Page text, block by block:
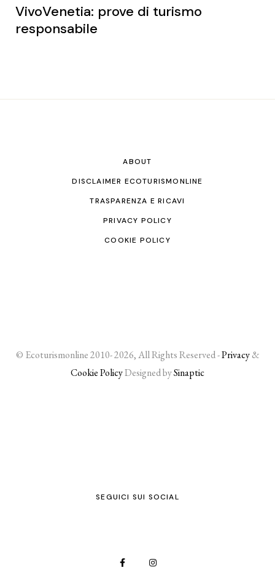
VivoVenetia: prove di turismo
responsabile
ABOUT
DISCLAIMER ECOTURISMONLINE
TRASPARENZA E RICAVI
PRIVACY POLICY
COOKIE POLICY
© Ecoturismonline 2010- 2026, All Rights Reserved -Privacy&
Cookie PolicyDesigned bySinaptic
SEGUICI SUI SOCIAL